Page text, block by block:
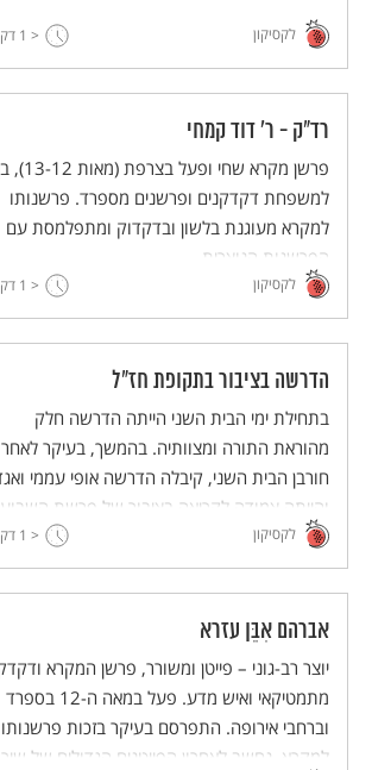
לקסיקון < 1
רד"ק - ר' דוד קמחי
פרשן מקרא שחי ופעל בצרפת
למשפחת דקדקנים ופרשנים מספרד. פרשנותו
למקרא מעוגנת בלשון ובדקדוק ומתפלמסת עם
הפרשנות הנוצרית.
לקסיקון < 1
הדרשה בציבור בתקופת חז"ל
בתחילת ימי הבית השני הייתה הדרשה חלק
מהוראת התורה ומצוותיה. בהמשך, בעיקר לאחר
חורבן הבית השני, קיבלה הדרשה אופי עממי
והייתה צמודה לקריאה בציבור של פרשת השבוע.
לקסיקון < 1
אברהם אִבֵּן עזרא
יוצר רב-גוני – פייטן ומשורר, פרשן המקרא
מתמטיקאי ואיש מדע. פעל במאה ה-12 בספרד
וברחבי אירופה. התפרסם בעיקר בזכות פרשנותו
למקרא. נחשב לאחרון הפייטנים הגדולים של